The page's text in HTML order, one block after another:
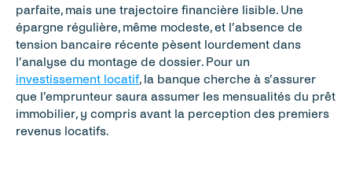
parfaite, mais une trajectoire financière lisible. Une
épargne régulière, même modeste, et l’absence de
tension bancaire récente pèsent lourdement dans
investissement locatif, la banque cherche à s’assurer
que l’emprunteur saura assumer les mensualités du prêt
immobilier, y compris avant la perception des premiers
revenus locatifs.